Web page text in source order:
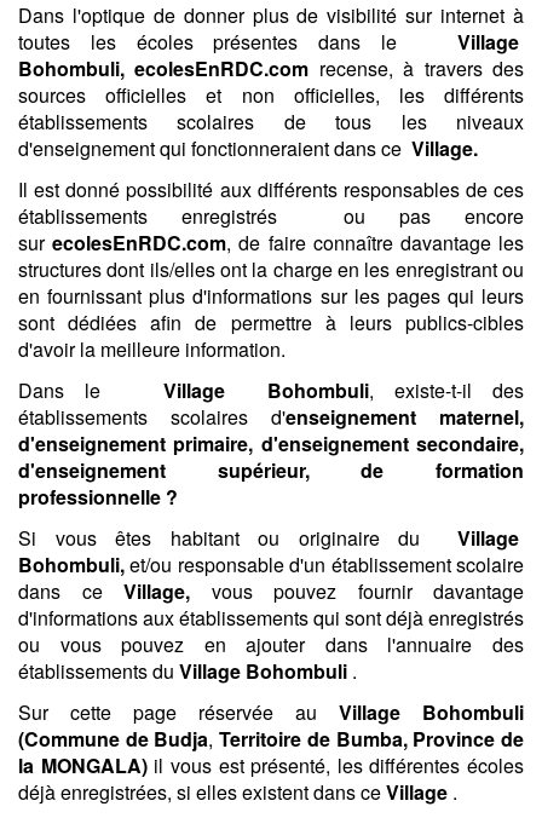
Dans l'optique de donner plus de visibilité sur internet à
toutes les écoles présentes dans le Village
Bohombuli, ecolesEnRDC.com recense, à travers des
sources officielles et non officielles, les différents
établissements scolaires de tous les niveaux
d'enseignement qui fonctionneraient dans ce Village.
Il est donné possibilité aux différents responsables de ces
établissements enregistrés ou pas encore
surecolesEnRDC.com, de faire connaître davantage les
structures dont ils/elles ont la charge en les enregistrant ou
en fournissant plus d'informations sur les pages qui leurs
sont dédiées afin de permettre à leurs publics-cibles
d'avoir la meilleure information.
Dans le Village Bohombuli, existe-t-il des
établissements scolaires d'enseignement maternel,
d'enseignement primaire, d'enseignement secondaire,
d'enseignement supérieur, de formation
professionnelle ?
Si vous êtes habitant ou originaire du Village
Bohombuli,et/ou responsable d'un établissement scolaire
dans ce Village, vous pouvez fournir davantage
d'informations aux établissements qui sont déjà enregistrés
ou vous pouvez en ajouter dans l'annuaire des
établissements du Village Bohombuli .
Sur cette page réservée au Village Bohombuli
(Commune de Budja,Territoire de Bumba, Province de
la MONGALA)il vous est présenté, les différentes écoles
déjà enregistrées, si elles existent dans ceVillage .